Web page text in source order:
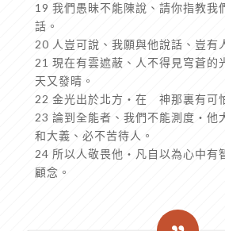
19 我們愚昧不能陳說、請你指教我
話。
20 人豈可說、我願與他說話、豈有
21 現在有雲遮蔽、人不得見穹蒼的
天又發晴。
22 金光出於北方‧在 神那裏有可
23 論到全能者、我們不能測度‧他
和大義、必不苦待人。
24 所以人敬畏他‧凡自以為心中有
顧念。